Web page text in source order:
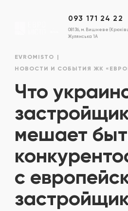
093 171 24 22
08136, м. Вишневе
Жулянська 1А
EVROMISTO
НОВОСТИ И СОБЫТИЯ ЖК
Что
мешает
с